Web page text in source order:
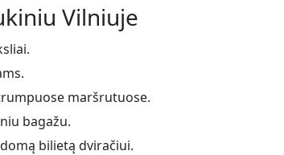
Vilniuje
maršrutuose.
bagažu.
bilietą dviračiui.